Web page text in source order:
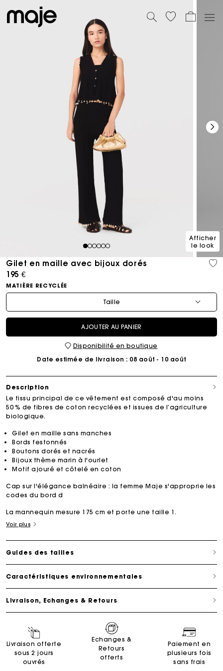
123456
Afficher
le look
Gilet en maille avec bijoux dorés
195 €
MATIÈRE RECYCLÉE
Taille
AJOUTER AU PANIER
Disponibilité en boutique
Date estimée de livraison : 08 août - 10 août
Description
Le tissu principal de ce vêtement est composé d'au moins
50 % de fibres de coton recyclées et issues de l’agriculture
biologique.
Gilet en maille sans manches
Bords festonnés
Boutons dorés et nacrés
Bijoux thème marin à l'ourlet
Motif ajouré et côtelé en coton
Cap sur l'élégance balnéaire : la femme Maje s'approprie les
codes du bord d
La mannequin mesure 175 cm et porte une taille 1.
Voir plus
Guides des tailles
Caractéristiques environnementales
Livraison, Echanges & Retours
Livraison offerte
sous 2 jours
ouvrés
Echanges &
Retours
offerts
Paiement en
plusieurs fois
sans frais